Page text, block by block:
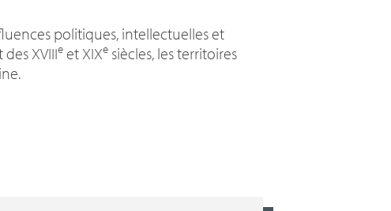
politiques, intellectuelles et
des XVIIIe et XIXe siècles, les territoires